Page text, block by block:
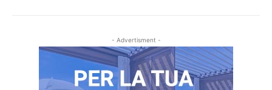
- Advertisment -